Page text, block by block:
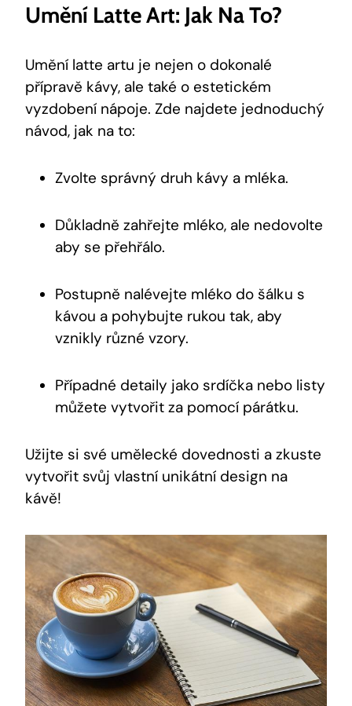
Umění Latte Art: Jak Na To?
Umění latte artu je nejen o dokonalé
přípravě kávy, ale také o estetickém
vyzdobení nápoje. Zde najdete jednoduchý
návod, jak na to:
Zvolte správný druh kávy a mléka.
Důkladně zahřejte mléko, ale nedovolte
aby se přehřálo.
Postupně nalévejte mléko do šálku s
kávou a pohybujte rukou tak, aby
vznikly různé vzory.
Případné detaily jako srdíčka nebo listy
můžete vytvořit za pomocí párátku.
Užijte si své umělecké dovednosti a zkuste
vytvořit svůj vlastní unikátní design na
kávě!